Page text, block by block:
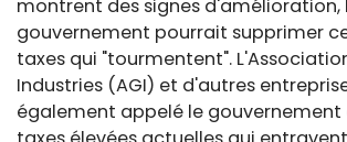
montrent des signes d'amélioration,
gouvernement pourrait supprimer
taxes qui "tourmentent".
Industries (AGI) et d'autres
également appelé le gouvernement